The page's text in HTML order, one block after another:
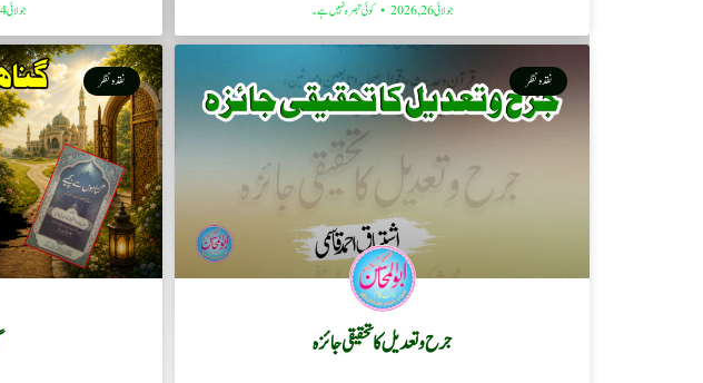
جولائی 26, 2026 کوئی تبصرہ نہیں ہے۔ جولائی 14, 2026
نقد ونظر
جرح و تعدیل کا تحقیقی جائزہ
نقد ونظر